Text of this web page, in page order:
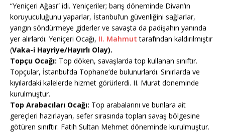
“Yeniçeri Ağası” idi. Yeniçeriler; barış döneminde Divan’ın
koruyuculuğunu yaparlar, İstanbul’un güvenliğini sağlarlar,
yangın söndürmeye giderler ve savaşta da padişahın yanında
yer alırlardı. Yeniçeri Ocağı, II. Mahmuttarafından kaldırılmıştır
(Vaka-i Hayriye/Hayırlı Olay).
Topçu Ocağı: Top döken, savaşlarda top kullanan sınıftır.
Topçular, İstanbul’da Tophane’de bulunurlardı. Sınırlarda ve
kıyılardaki kalelerde hizmet görürlerdi. II. Murat döneminde
kurulmuştur.
Top Arabacıları Ocağı: Top arabalarını ve bunlara ait
gereçleri hazırlayan, sefer sırasında topları savaş bölgesine
götüren sınıftır. Fatih Sultan Mehmet döneminde kurulmuştur.